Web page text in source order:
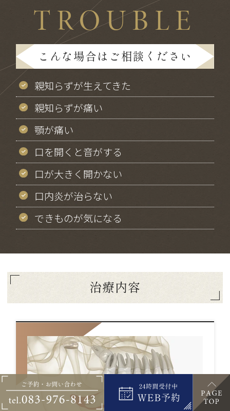
TROUBLE
こんな場合はご相談ください
親知らずが生えてきた
親知らずが痛い
顎が痛い
口を開くと音がする
口が大きく開かない
口内炎が治らない
できものが気になる
治療内容